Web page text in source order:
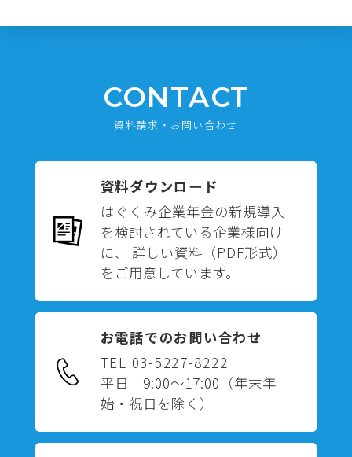
CONTACT
資料請求・お問い合わせ
資料ダウンロード
はぐくみ企業年金の新規導入
を検討されている企業様向け
に、 詳しい資料（PDF形式）
をご用意しています。
お電話でのお問い合わせ
TEL 03-5227-8222
平日 9:00～17:00 （年末年
始・祝日を除く）